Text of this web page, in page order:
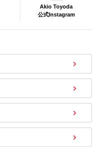
Akio Toyoda
公式Instagram